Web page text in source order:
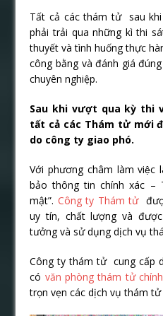
Tất cả các thám tử sau
phải trải qua những kì thi
thuyết và tình huống thực
công bằng và đánh giá
chuyên nghiệp.
Sau khi vượt qua kỳ thi
tất cả các Thám tử mới
do công ty giao phó.
Với phương châm làm việc
bảo thông tin chính xác –
mật”. Công ty Thám tử
uy tín, chất lượng và
tưởng và sử dụng dịch vụ
Công ty thám tử cung cấp
có văn phòng thám tử
trọn vẹn các dịch vụ thám tử